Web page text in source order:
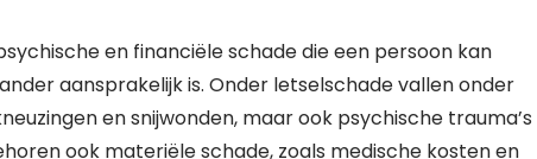
en financiële schade die een persoon kan
aansprakelijk is. Onder letselschade vallen onder
en snijwonden, maar ook psychische trauma’s
ook materiële schade, zoals medische kosten en